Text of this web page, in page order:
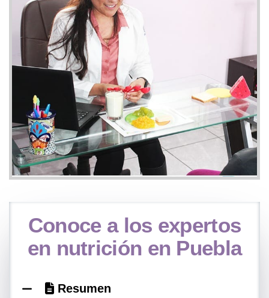
Conoce a los expertos
en nutrición en Puebla
Resumen